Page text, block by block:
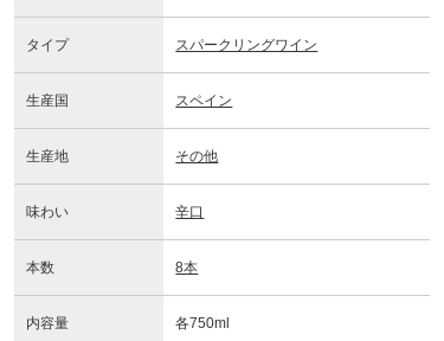
タイプ スパークリングワイン
生産国 スペイン
生産地 その他
味わい 辛口
本数 8本
内容量 各750ml